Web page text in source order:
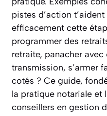
pistes d’action
efficacement cette
programmer des
retraite, panacher avec
transmission, s’armer
cotés ? Ce guide,
la pratique notariale et
conseillers en gestion